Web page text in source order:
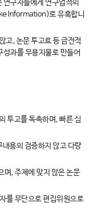
구자들에게 연구업적의
Information)로 유혹합니
고, 논문 투고료 등 금전적
과를 무용지물로 만들어
투고를 독촉하며, 빠른 심
용의 검증하지 않고 다량
, 주제에 맞지 않은 논문
를 무단으로 편집위원으로